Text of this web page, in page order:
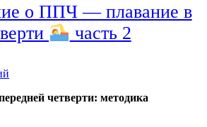
о ППЧ — плавание в
часть 2
четверти: методика